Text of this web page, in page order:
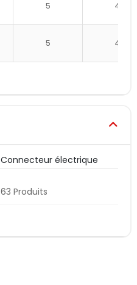
5 4
5 4
Connecteur électrique
63 Produits